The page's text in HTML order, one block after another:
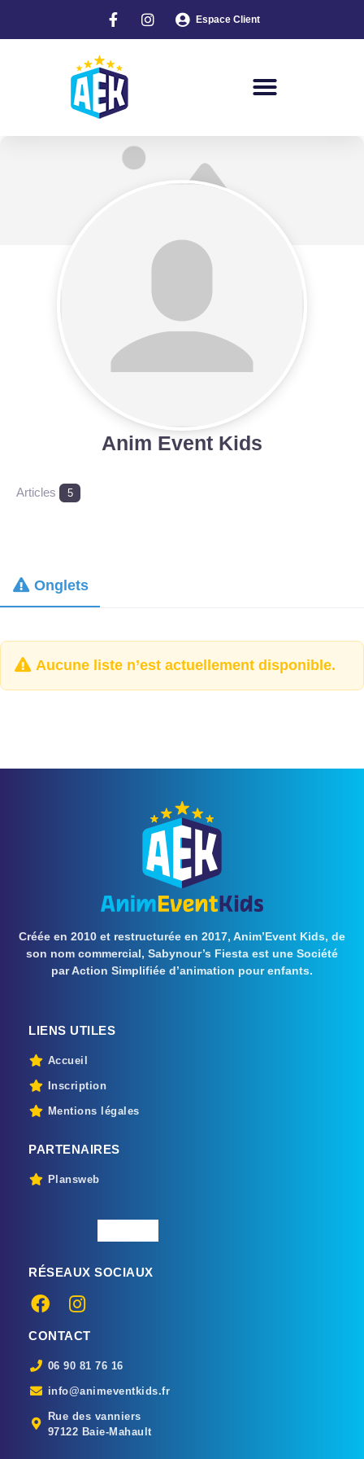
Espace Client
Anim Event Kids
Articles 5
Onglets
Aucune liste n’est actuellement disponible.
Créée en 2010 et restructurée en 2017, Anim’Event Kids, de
son nom commercial, Sabynour’s Fiesta est une Société
par Action Simplifiée d’animation pour enfants.
LIENS UTILES
Accueil
Inscription
Mentions légales
PARTENAIRES
Plansweb
RÉSEAUX SOCIAUX
CONTACT
06 90 81 76 16
info@animeventkids.fr
Rue des vanniers
97122 Baie-Mahault